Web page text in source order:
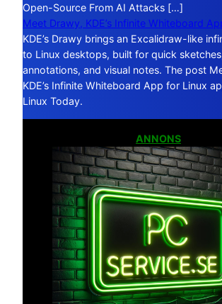
Open-Source From AI Attacks […]
Meet Drawy, KDE’s Infinite Whiteboard
KDE’s Drawy brings an Excalidraw-like
to Linux desktops, built for quick
annotations, and visual notes. The post
KDE’s Infinite Whiteboard App for Linux
Linux Today.
ANNONS